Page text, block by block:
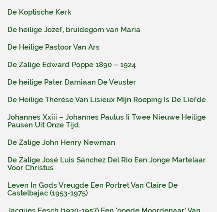
De Koptische Kerk
De heilige Jozef, bruidegom van Maria
De Heilige Pastoor Van Ars
De Zalige Edward Poppe 1890 – 1924
De heilige Pater Damiaan De Veuster
De Heilige Thérèse Van Lisieux Mijn Roeping Is De Liefde
Johannes Xxiii – Johannes Paulus Ii Twee Nieuwe Heilige
Pausen Uit Onze Tijd.
De Zalige John Henry Newman
De Zalige José Luis Sánchez Del Rio Een Jonge Martelaar
Voor Christus
Leven In Gods Vreugde Een Portret Van Claire De
Castelbajac (1953-1975)